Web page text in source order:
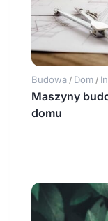
Budowa / Dom /
Maszyny
domu